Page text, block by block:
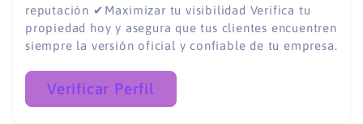
reputación ✔Maximizar tu visibilidad Verifica tu
propiedad hoy y asegura que tus clientes encuentren
siempre la versión oficial y confiable de tu empresa.
Verificar Perfil